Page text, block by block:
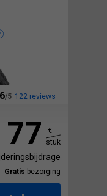
122 reviews
77
€
stuk
Gratis bezorging